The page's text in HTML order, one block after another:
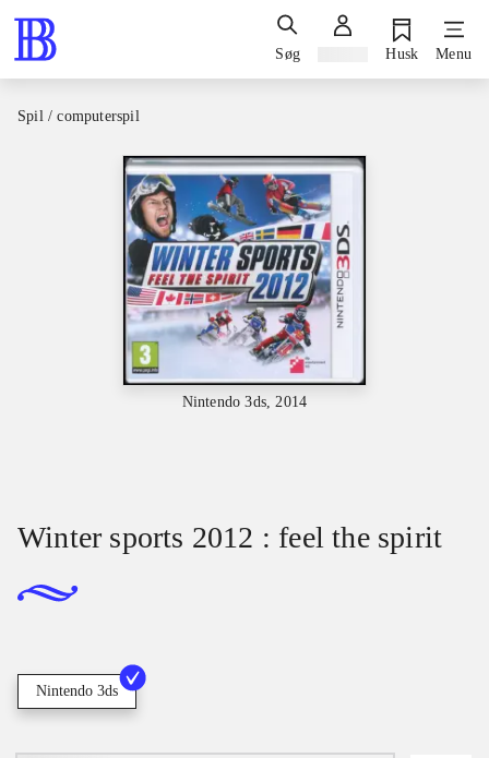
Søg Husk Menu
Spil / computerspil
Nintendo 3ds, 2014
Winter sports 2012 : feel the spirit
Nintendo 3ds